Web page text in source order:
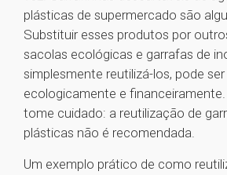
plásticas de supermercado são
Substituir esses produtos por
sacolas ecológicas e garrafas de
simplesmente reutilizá-los, pode
ecologicamente e
tome cuidado: a reutilização de
plásticas não é recomendada.
Um exemplo prático de como